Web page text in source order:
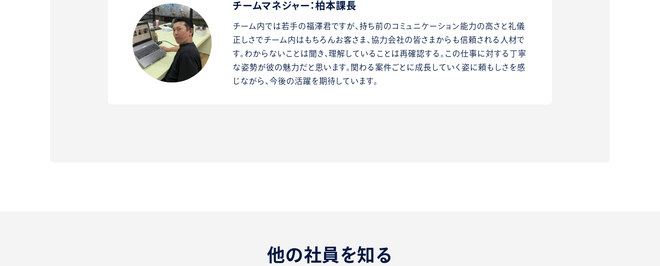
チームマネジャー：柏本課長
チーム内では若手の福澤君ですが、持ち前のコミュニケーション能力の高さと礼儀
正しさでチーム内はもちろんお客さま、協力会社の皆さまからも信頼される人材で
す。わからないことは聞き、理解していることは再確認する。この仕事に対する丁寧
な姿勢が彼の魅力だと思います。関わる案件ごとに成長していく姿に頼もしさを感
じながら、今後の活躍を期待しています。
他の社員を知る